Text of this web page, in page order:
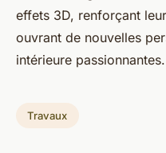
effets 3D, renforçant
ouvrant de nouvelles
intérieure passionnantes.
Travaux